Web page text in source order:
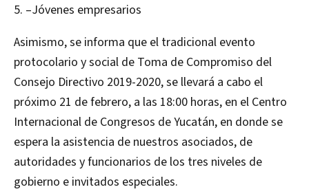
5. –Jóvenes empresarios
Asimismo, se informa que el tradicional evento
protocolario y social de Toma de Compromiso del
Consejo Directivo 2019-2020, se llevará a cabo el
próximo 21 de febrero, a las 18:00 horas, en el Centro
Internacional de Congresos de Yucatán, en donde se
espera la asistencia de nuestros asociados, de
autoridades y funcionarios de los tres niveles de
gobierno e invitados especiales.